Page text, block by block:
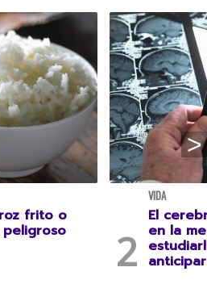
frito o
peligroso
VIDA
El
en la